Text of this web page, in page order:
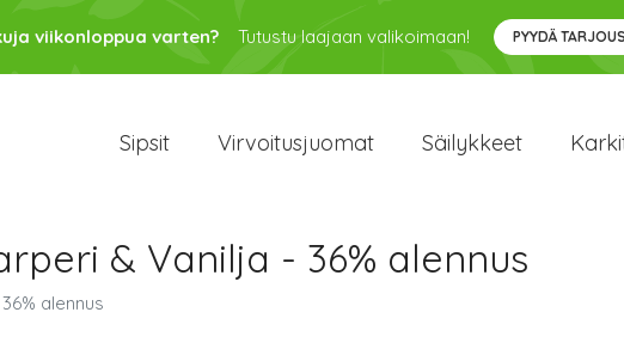
viikonloppua varten? Tutustu laajaan valikoimaan! PYYDÄ TARJOUS
Sipsit Virvoitusjuomat Säilykkeet
& Vanilja - 36% alennus
alennus